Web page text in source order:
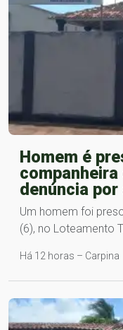
Homem é
denúncia
Um homem foi
(6), no Loteamento
Há 12 horas – Carpina